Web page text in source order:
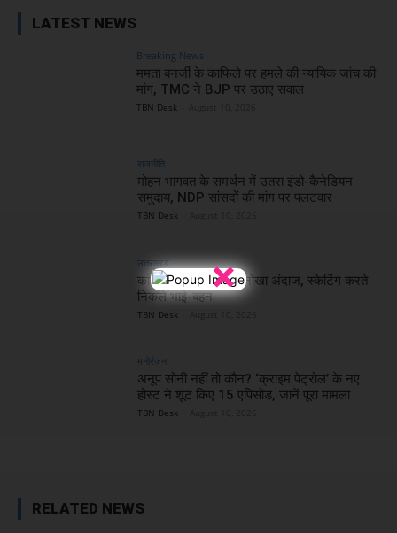
×
LATEST NEWS
Breaking News
ममता बनर्जी के काफिले पर हमले की न्यायिक जांच की
मांग, TMC ने BJP पर उठाए सवाल
TBN Desk
राजनीति
मोहन भागवत के समर्थन में उतरा इंडो-कैनेडियन
समुदाय, NDP सांसदों की मांग पर पलटवार
TBN Desk
उत्तराखंड
कांवड़ यात्रा में दिखा अनोखा अंदाज, स्केटिंग करते
निकले भाई-बहन
TBN Desk
मनोरंजन
अनूप सोनी नहीं तो कौन? ‘क्राइम पेट्रोल’ के नए
होस्ट ने शूट किए 15 एपिसोड, जानें पूरा मामला
TBN Desk
RELATED NEWS